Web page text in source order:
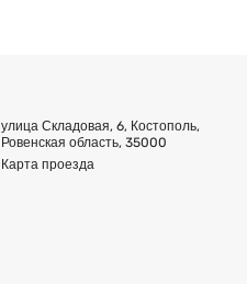
улица Складовая, 6, Костополь,
Ровенская область, 35000
Карта проезда